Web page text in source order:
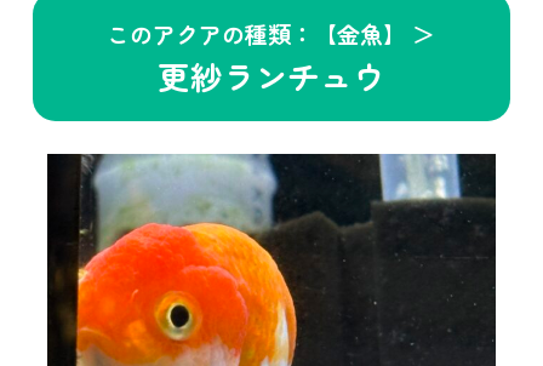
このアクアの種類：【金魚】 ＞
更紗ランチュウ